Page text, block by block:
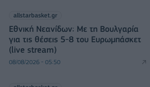
allstarbasket.gr
Εθνική Νεανίδων: Με τη Βουλγαρία
για τις θέσεις 5-8 του Ευρωμπάσκετ
(live stream)
08/08/2026 - 05:50